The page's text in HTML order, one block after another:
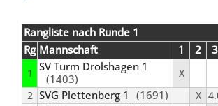
Rangliste nach Runde 1
Rg Mannschaft 1 2 3
1 SV Turm Drolshagen 1
(1403)
X
2 SVG Plettenberg 1 (1691) X